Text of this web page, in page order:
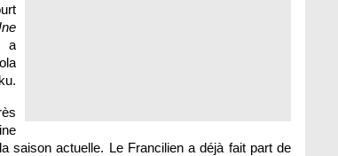
a
saison actuelle. Le Francilien a déjà fait part de